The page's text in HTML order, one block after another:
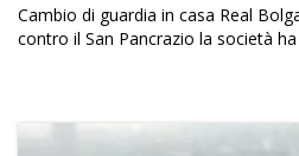
Cambio di guardia in casa Real
contro il San Pancrazio la società